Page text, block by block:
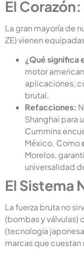
El
La gran mayoría de
ZE) vienen
¿Qué significa
motor
aplicaciones,
brutal.
Refacciones:
Shanghai para
Cummins
México. Como
Morelos,
universalidad
El Sistema
La fuerza bruta no
(bombas y válvulas)
(tecnología
marcas que cuestan